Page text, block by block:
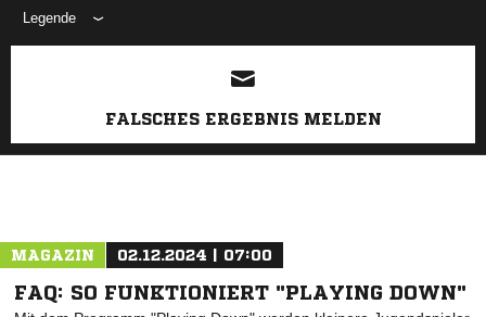
Legende
ANZEIGE
FALSCHES ERGEBNIS MELDEN
MAGAZIN 02.12.2024 | 07:00
FAQ: SO FUNKTIONIERT "PLAYING DOWN"